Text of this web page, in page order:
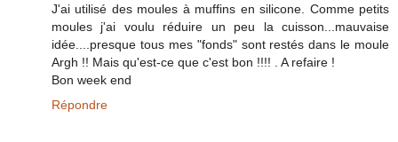
J'ai utilisé des moules à muffins en silicone. Comme petits
moules j'ai voulu réduire un peu la cuisson...mauvaise
idée....presque tous mes "fonds" sont restés dans le moule
Argh !! Mais qu'est-ce que c'est bon !!!! . A refaire !
Bon week end
Répondre